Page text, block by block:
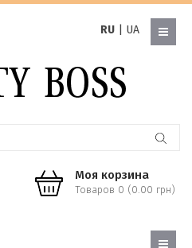
RU| UA
Моя корзина
Товаров 0 (0.00 грн)